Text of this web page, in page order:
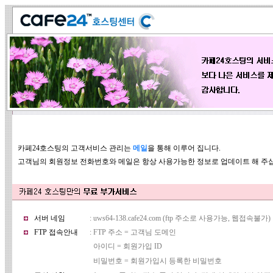
카페24호스팅의 고객서비스 관리는 메일을 통해 이루어 집니다.
고객님의 회원정보 전화번호와 메일은 항상 사용가능한 정보로 업데이트 해 주
서버 네임
: uws64-138.cafe24.com (ftp 주소로 사용가능, 웹접속불가)
FTP 접속안내
: FTP 주소 = 고객님 도메인
아이디 = 회원가입 ID
비밀번호 = 회원가입시 등록한 비밀번호